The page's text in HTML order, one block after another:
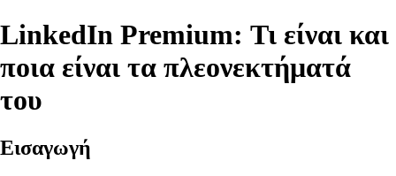
LinkedIn Premium: Τι είναι και
ποια είναι τα πλεονεκτήματά
του
Εισαγωγή